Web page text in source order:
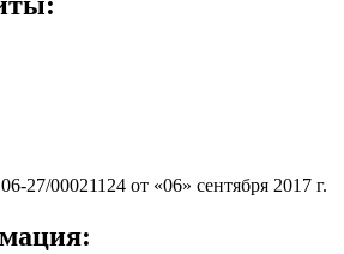
27/00021124 от «06» сентября 2017 г.